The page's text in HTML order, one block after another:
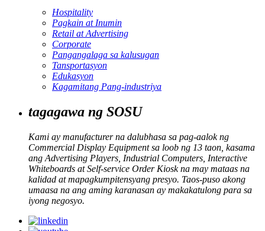
Hospitality
Pagkain at Inumin
Retail at Advertising
Corporate
Pangangalaga sa kalusugan
Tansportasyon
Edukasyon
Kagamitang Pang-industriya
tagagawa ng SOSU
Kami ay manufacturer na dalubhasa sa pag-aalok ng
Commercial Display Equipment sa loob ng 13 taon, kasama
ang Advertising Players, Industrial Computers, Interactive
Whiteboards at Self-service Order Kiosk na may mataas na
kalidad at mapagkumpitensyang presyo. Taos-puso akong
umaasa na ang aming karanasan ay makakatulong para sa
iyong negosyo.